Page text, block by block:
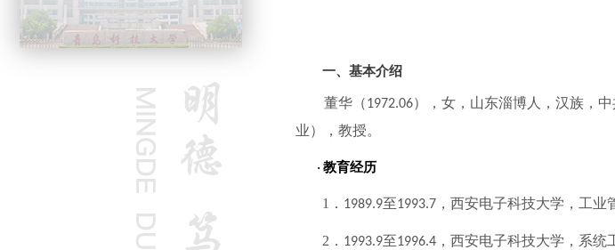
一、基本介绍
董华（1972.06），女，山东淄博人，汉族，
业），教授。
· 教育经历
1 ． 1989.9至1993.7 ，西安电子科技大学，工业
2 ． 1993.9至1996.4 ，西安电子科技大学，系统